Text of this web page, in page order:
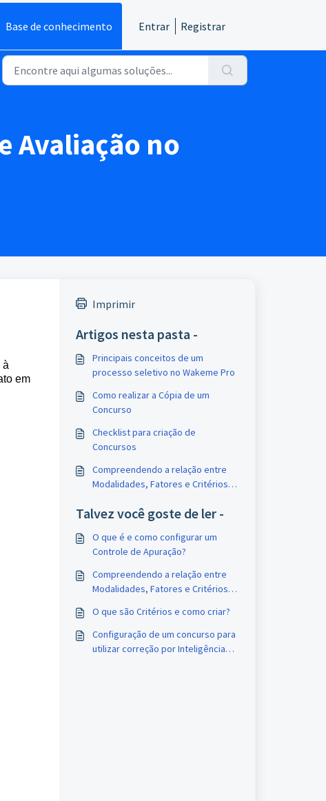
Base de conhecimento Entrar Registrar
Avaliação no
à
em
Imprimir
Artigos nesta pasta -
Principais conceitos de um
processo seletivo no Wakeme Pro
Como realizar a Cópia de um
Concurso
Checklist para criação de
Concursos
Compreendendo a relação entre
Modalidades, Fatores e Critérios
Talvez você goste de ler -
O que é e como configurar um
Controle de Apuração?
Compreendendo a relação entre
Modalidades, Fatores e Critérios
O que são Critérios e como criar?
Configuração de um concurso para
utilizar correção por Inteligência